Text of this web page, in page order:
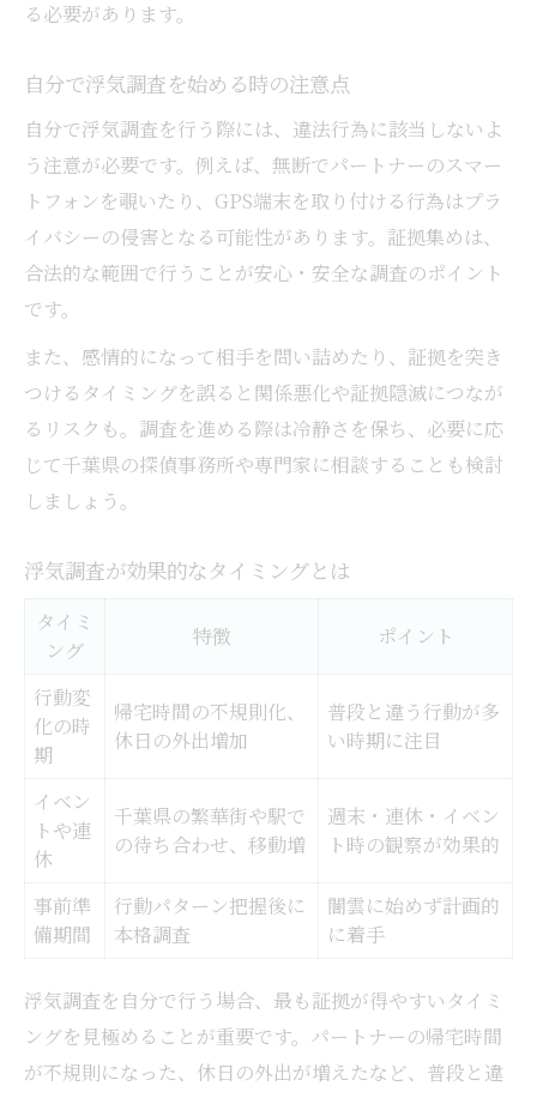
パートナーの変化から浮気を見抜くコツ
行動記録を取る際のポイント
浮気調査のための観察術を身につける
る必要があります。
自分で浮気調査を始める時の注意点
自分で浮気調査を行う際には、違法行為に該当しないよ
う注意が必要です。例えば、無断でパートナーのスマー
トフォンを覗いたり、GPS端末を取り付ける行為はプラ
イバシーの侵害となる可能性があります。証拠集めは、
合法的な範囲で行うことが安心・安全な調査のポイント
です。
また、感情的になって相手を問い詰めたり、証拠を突き
つけるタイミングを誤ると関係悪化や証拠隠滅につなが
るリスクも。調査を進める際は冷静さを保ち、必要に応
じて千葉県の探偵事務所や専門家に相談することも検討
しましょう。
浮気調査が効果的なタイミングとは
タイミ
ング
特徴 ポイント
行動変
化の時
期
帰宅時間の不規則化、
休日の外出増加
普段と違う行動が多
い時期に注目
イベン
トや連
休
千葉県の繁華街や駅で
の待ち合わせ、移動増
週末・連休・イベン
ト時の観察が効果的
事前準
備期間
行動パターン把握後に
本格調査
闇雲に始めず計画的
に着手
浮気調査を自分で行う場合、最も証拠が得やすいタイミ
ングを見極めることが重要です。パートナーの帰宅時間
が不規則になった、休日の外出が増えたなど、普段と違